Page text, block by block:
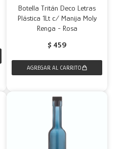
Botella Tritán Deco Letras
Plástica 1Lt c/ Manija Moly
Renga - Rosa
$ 459